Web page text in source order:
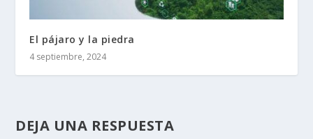
El pájaro y la piedra
4 septiembre, 2024
DEJA UNA RESPUESTA